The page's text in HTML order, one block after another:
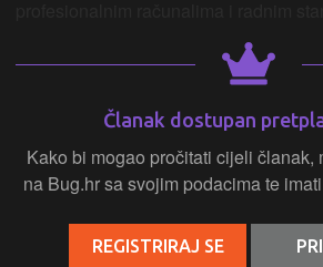
Članak dostupan
Kako bi mogao pročitati cijeli članak,
na Bug.hr sa svojim podacima te
REGISTRIRAJ SE